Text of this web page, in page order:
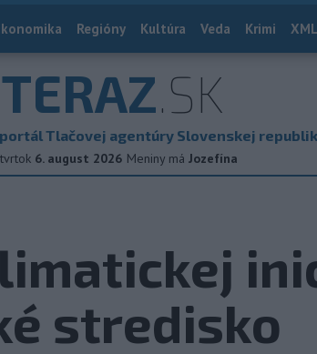
Regióny Kultúra Veda Krimi
TERAZ.SK
Tlačovej agentúry Slovenskej
6. august 2026 Meniny má Jozefína
stredisko